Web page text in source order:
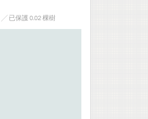
╱ 已保護 0.02 棵樹